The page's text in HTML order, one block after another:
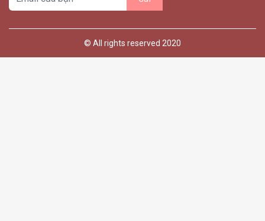
© All rights reserved 2020